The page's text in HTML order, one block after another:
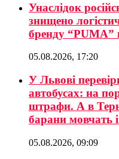
Унаслідок
знищено
бренду “PUMA”
05.08.2026, 17:20
У Львові
автобусах: на
штрафи. А в
барани мовчать
05.08.2026, 09:09